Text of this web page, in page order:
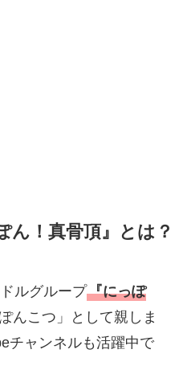
ん！真骨頂』とは？
ルグループ『にっぽ
んこつ」として親しま
チャンネルも活躍中で